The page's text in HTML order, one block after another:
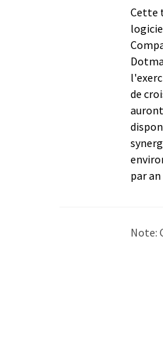
Cette
de
par
Note: